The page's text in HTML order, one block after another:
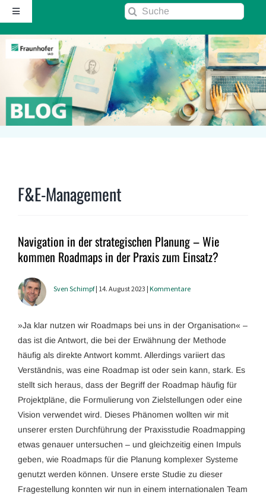
Zum
Inhalt
springen
Toggle
Navigation
Startseite
Über diesen Blog
Kontakt
RSS
Fraunhofer IAO ↗
Suche
F&E-Management
Navigation in der strategischen Planung – Wie
kommen Roadmaps in der Praxis zum Einsatz?
Sven Schimpf| 14. August 2023 | Kommentare
»Ja klar nutzen wir Roadmaps bei uns in der Organisation« –
das ist die Antwort, die bei der Erwähnung der Methode
häufig als direkte Antwort kommt. Allerdings variiert das
Verständnis, was eine Roadmap ist oder sein kann, stark. Es
stellt sich heraus, dass der Begriff der Roadmap häufig für
Projektpläne, die Formulierung von Zielstellungen oder eine
Vision verwendet wird. Dieses Phänomen wollten wir mit
unserer ersten Durchführung der Praxisstudie Roadmapping
etwas genauer untersuchen – und gleichzeitig einen Impuls
geben, wie Roadmaps für die Planung komplexer Systeme
genutzt werden können. Unsere erste Studie zu dieser
Fragestellung konnten wir nun in einem internationalen Team